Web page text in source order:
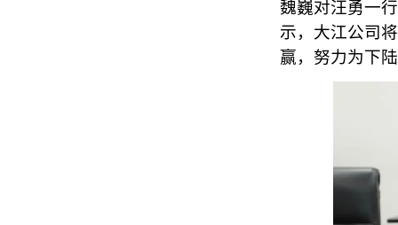
魏巍对汪勇一
示，大江公司
赢，努力为下